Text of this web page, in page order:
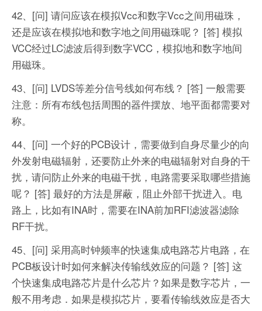
42、[问] 请问应该在模拟Vcc和数字Vcc之间用磁珠，
还是应该在模拟地和数字地之间用磁珠呢？ [答] 模拟
VCC经过LC滤波后得到数字VCC，模拟地和数字地间
用磁珠。
43、[问] LVDS等差分信号线如何布线？ [答] 一般需要
注意：所有布线包括周围的器件摆放、地平面都需要对
称。
44、[问] 一个好的PCB设计，需要做到自身尽量少的向
外发射电磁辐射，还要防止外来的电磁辐射对自身的干
扰，请问防止外来的电磁干扰，电路需要采取哪些措施
呢？ [答] 最好的方法是屏蔽，阻止外部干扰进入。电
路上，比如有INA时，需要在INA前加RFI滤波器滤除
RF干扰。
45、[问] 采用高时钟频率的快速集成电路芯片电路，在
PCB板设计时如何来解决传输线效应的问题？ [答] 这
个快速集成电路芯片是什么芯片？如果是数字芯片，一
般不用考虑．如果是模拟芯片，要看传输线效应是否大